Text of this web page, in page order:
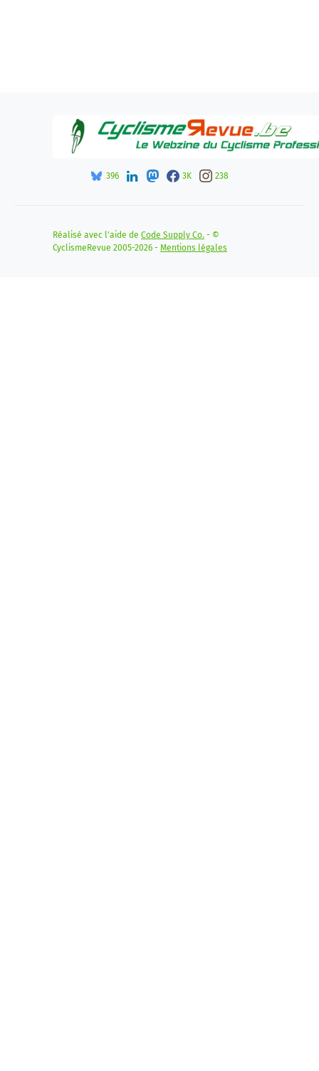
396 3K 238
Réalisé avec l'aide de Code Supply Co. - ©
CyclismeRevue 2005-2026 - Mentions légales